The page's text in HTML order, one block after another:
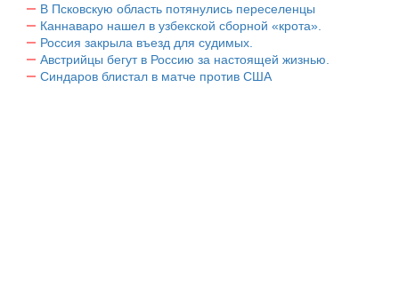
В Псковскую область потянулись переселенцы
Каннаваро нашел в узбекской сборной «крота».
Россия закрыла въезд для судимых.
Австрийцы бегут в Россию за настоящей жизнью.
Синдаров блистал в матче против США